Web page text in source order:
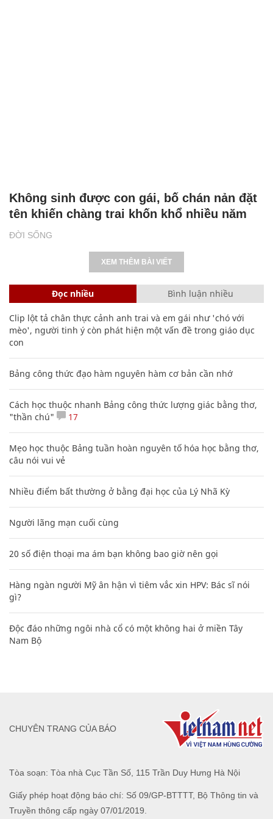
ĐỜI SỐNG
Không sinh được con gái, bố chán nản đặt
tên khiến chàng trai khốn khổ nhiều năm
XEM THÊM BÀI VIẾT
Đọc nhiều Bình luận nhiều
Clip lột tả chân thực cảnh anh trai và em gái như 'chó với
mèo', người tinh ý còn phát hiện một vấn đề trong giáo dục
con
Bảng công thức đạo hàm nguyên hàm cơ bản cần nhớ
Cách học thuộc nhanh Bảng công thức lượng giác bằng thơ,
"thần chú"
17
Mẹo học thuộc Bảng tuần hoàn nguyên tố hóa học bằng thơ,
câu nói vui vẻ
Nhiều điểm bất thường ở bằng đại học của Lý Nhã Kỳ
Người lãng mạn cuối cùng
20 số điện thoại ma ám bạn không bao giờ nên gọi
Hàng ngàn người Mỹ ân hận vì tiêm vắc xin HPV: Bác sĩ nói
gì?
Độc đáo những ngôi nhà cổ có một không hai ở miền Tây
Nam Bộ
Tòa soạn: Tòa nhà Cục Tần Số, 115 Trần Duy Hưng Hà Nội
Giấy phép hoạt động báo chí: Số 09/GP-BTTTT, Bộ Thông tin và
Truyền thông cấp ngày 07/01/2019.
CHUYÊN TRANG CỦA BÁO